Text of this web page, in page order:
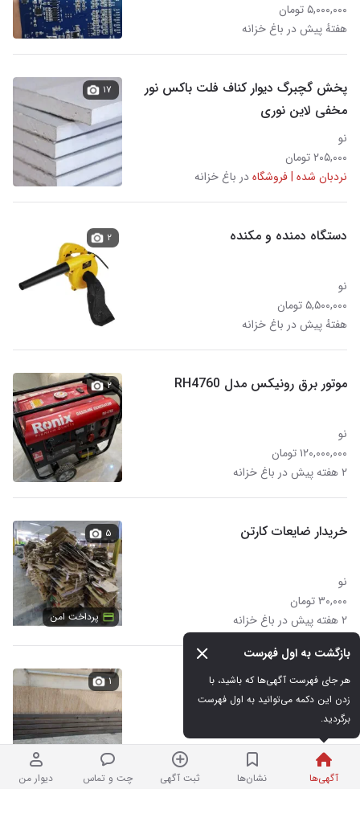
آگهی‌ها
بازگشت به اول فهرست
برگردید.
نشان‌ها ثبت آگهی چت و تماس دیوار من
۵,۰۰۰,۰۰۰ تومان
هفتهٔ پیش در باغ خزانه
پخش گچبرگ دیوار کناف فلت باکس نور
مخفی لاین نوری
نو
۲۰۵,۰۰۰ تومان
نردبان شده | فروشگاهدر باغ خزانه
۱۷
دستگاه دمنده و مکنده
نو
۵,۵۰۰,۰۰۰ تومان
هفتهٔ پیش در باغ خزانه
۲
موتور برق رونیکس مدل RH4760
نو
۱۲۰,۰۰۰,۰۰۰ تومان
۲ هفته پیش در باغ خزانه
۲
خریدار ضایعات کارتن
نو
۳۰,۰۰۰ تومان
۲ هفته پیش در باغ خزانه
۵
پرداخت امن
یک عدد پل ۳متردر۳۰ سانت
نو
۵,۰۰۰,۰۰۰ تومان
۱